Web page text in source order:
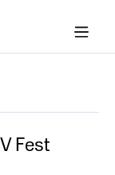
Fest